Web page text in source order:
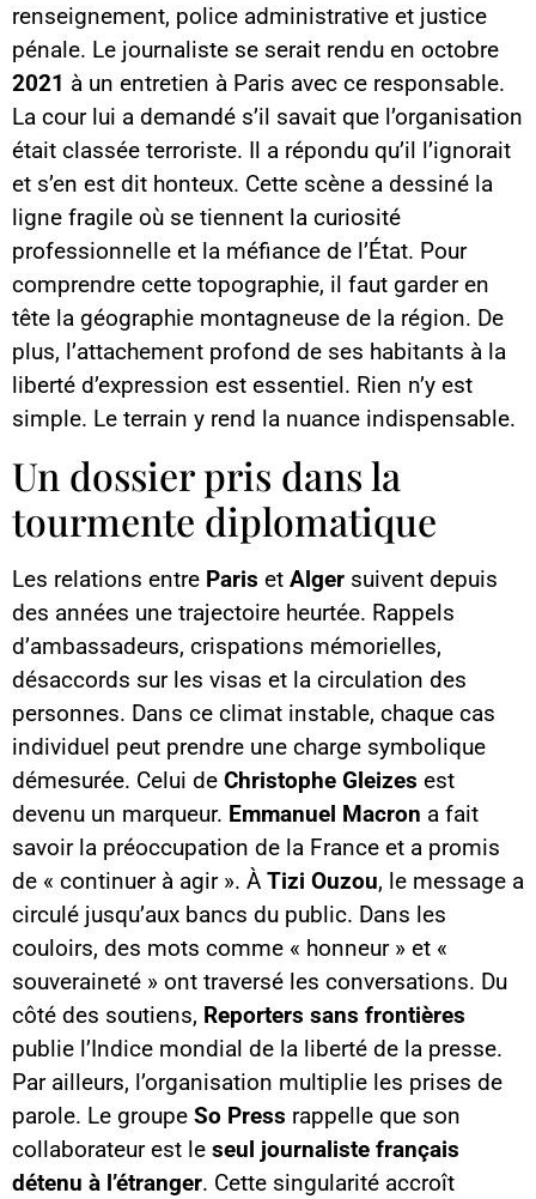
renseignement, police administrative et justice
pénale. Le journaliste se serait rendu en octobre
2021 à un entretien à Paris avec ce responsable.
La cour lui a demandé s’il savait que l’organisation
était classée terroriste. Il a répondu qu’il l’ignorait
et s’en est dit honteux. Cette scène a dessiné la
ligne fragile où se tiennent la curiosité
professionnelle et la méfiance de l’État. Pour
comprendre cette topographie, il faut garder en
tête la géographie montagneuse de la région. De
plus, l’attachement profond de ses habitants à la
liberté d’expression est essentiel. Rien n’y est
simple. Le terrain y rend la nuance indispensable.
Un dossier pris dans la
tourmente diplomatique
Les relations entre Paris et Alger suivent depuis
des années une trajectoire heurtée. Rappels
d’ambassadeurs, crispations mémorielles,
désaccords sur les visas et la circulation des
personnes. Dans ce climat instable, chaque cas
individuel peut prendre une charge symbolique
démesurée. Celui de Christophe Gleizes est
devenu un marqueur. Emmanuel Macron a fait
savoir la préoccupation de la France et a promis
de « continuer à agir ». À Tizi Ouzou, le message a
circulé jusqu’aux bancs du public. Dans les
couloirs, des mots comme « honneur » et «
souveraineté » ont traversé les conversations. Du
côté des soutiens, Reporters sans frontières
publie l’Indice mondial de la liberté de la presse.
Par ailleurs, l’organisation multiplie les prises de
parole. Le groupe So Press rappelle que son
collaborateur est le seul journaliste français
détenu à l’étranger. Cette singularité accroît